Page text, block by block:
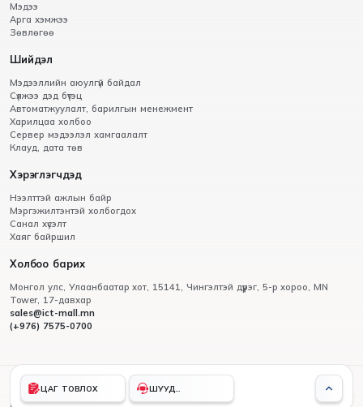
Мэдээ
Арга хэмжээ
Зөвлөгөө
Шийдэл
Мэдээллийн аюулгүй байдал
Сүлжээ дэд бүтэц
Автоматжуулалт, барилгын менежмент
Харилцаа холбоо
Сервер мэдээлэл хамгаалалт
Клауд, дата төв
Хэрэглэгчдэд
Нээлттэй ажлын байр
Мэргэжилтэнтэй холбогдох
Санал хүсэлт
Хаяг байршил
Холбоо барих
Монгол улс, Улаанбаатар хот, 15141, Чингэлтэй дүүрэг, 5-р хороо, МN
Tower, 17-давхар
sales@ict-mall.mn
(+976) 7575-0700
© 2012 - 2026 Вертексмон ХХК,
бүх эрх хуулиар хамгаалагдсан
ЦАГ ТОВЛОХ
ШУУД